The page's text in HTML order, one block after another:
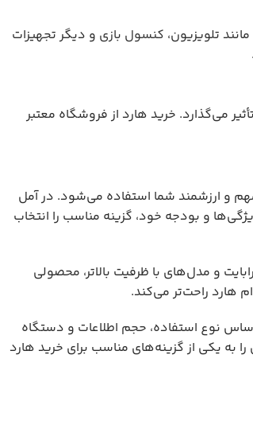
تلویزیون، کنسول بازی و دیگر تجهیزات
می‌گذارد. خرید هارد از فروشگاه معتبر
و ارزشمند شما استفاده می‌شود. در آمل
و بودجه خود، گزینه مناسب را انتخاب
و ظرفیت‌های موجود در آمل موبایل باعث می‌شود کاربران بتوانند از بین هارد ۱ ترابایت، ۲ ترابایت و مدل‌های با ظرفیت بالاتر، محصولی
هارد راحت‌تر می‌کند.
اساس نوع استفاده، حجم اطلاعات و دستگاه
به یکی از گزینه‌های مناسب برای خرید هارد